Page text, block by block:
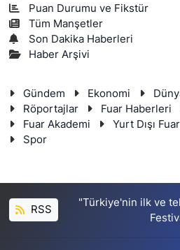
Puan Durumu ve Fikstür
Tüm Manşetler
Son Dakika Haberleri
Haber Arşivi
Gündem Ekonomi
Röportajlar
Fuar Haberleri
Fuar Akademi
Yurt Dışı
Spor
RSS
"Türkiye'nin ilk ve